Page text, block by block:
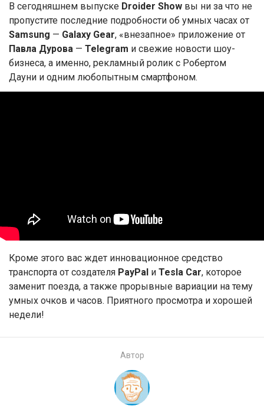
В сегодняшнем выпуске Droider Show вы ни за что не
пропустите последние подробности об умных часах от
Samsung — Galaxy Gear, «внезапное» приложение от
Павла Дурова — Telegram и свежие новости шоу-
бизнеса, а именно, рекламный ролик с Робертом
Дауни и одним любопытным смартфоном.
Кроме этого вас ждет инновационное средство
транспорта от создателя PayPal и Tesla Car, которое
заменит поезда, а также прорывные вариации на тему
умных очков и часов. Приятного просмотра и хорошей
недели!
Автор